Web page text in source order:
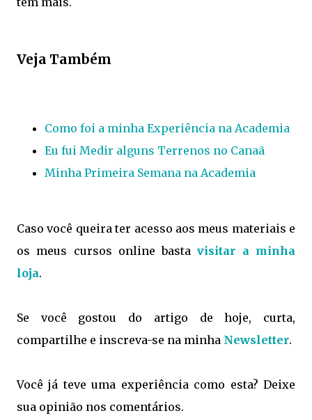
Veja Também
Como foi a minha Experiência na Academia
Eu fui Medir alguns Terrenos no Canaã
Minha Primeira Semana na Academia
Caso você queira ter acesso aos meus materiais e
os meus cursos online bastavisitar a minha
loja.
Se você gostou do artigo de hoje, curta,
compartilhe e inscreva-se na minha Newsletter.
Você já teve uma experiência como esta? Deixe
sua opinião nos comentários.